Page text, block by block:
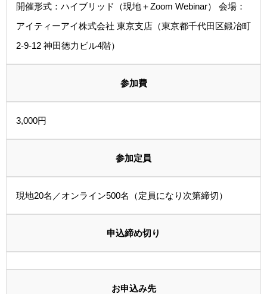
開催形式：ハイブリッド（現地＋Zoom Webinar） 会場：
アイティーアイ株式会社 東京支店（東京都千代田区鍛冶町
2-9-12 神田徳力ビル4階）
参加費
3,000円
参加定員
現地20名／オンライン500名（定員になり次第締切）
申込締め切り
お申込み先